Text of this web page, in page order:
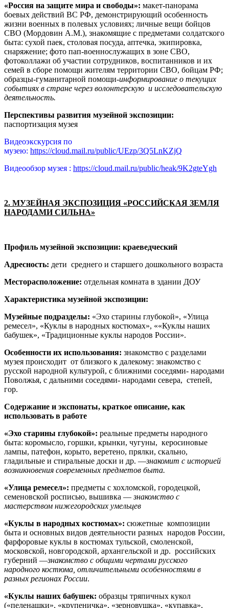
«Россия на защите мира и свободы»: макет-панорама
боевых действий ВС РФ, демонстрирующий особенность
жизни военных в полевых условиях; личные вещи бойцов
СВО (Мордовин А.М.), знакомящие с предметами солдатского
быта: сухой паек, столовая посуда, аптечка, экипировка,
снаряжение; фото пап-военнослужащих в зоне СВО,
фотоколлажи об участии сотрудников, воспитанников и их
семей в сборе помощи жителям территории СВО, бойцам РФ;
образцы-гуманитарной помощи-информирование о текущих
событиях в стране через волонтерскую и исследовательскую
деятельность.
Перспективы развития музейной экспозиции:
паспортизация музея
Видеоэкскурсия по
музею: https://cloud.mail.ru/public/UEzp/3Q5LnKZjQ
Видеообзор музея : https://cloud.mail.ru/public/heak/9K2gteYgh
2. МУЗЕЙНАЯ ЭКСПОЗИЦИЯ «РОССИЙСКАЯ ЗЕМЛЯ
НАРОДАМИ СИЛЬНА»
Профиль музейной экспозиции: краеведческий
Адресность: дети среднего и старшего дошкольного возраста
Месторасположение: отдельная комната в здании ДОУ
Характеристика музейной экспозиции:
Музейные подразделы: «Эхо старины глубокой», «Улица
ремесел», «Куклы в народных костюмах», ««Куклы наших
бабушек», «Традиционные куклы народов России».
Особенности их использования: знакомство с разделами
музея происходит от близкого к далекому: знакомство с
русской народной культурой, с ближними соседями- народами
Поволжья, с дальними соседями- народами севера, степей,
гор.
Содержание и экспонаты, краткое описание, как
использовать в работе
«Эхо старины глубокой»: реальные предметы народного
быта: коромысло, горшки, крынки, чугуны, керосиновые
лампы, патефон, корыто, веретено, прялки, скально,
гладильные и стиральные доски и др. —знакомит с историей
возникновения современных предметов быта.
«Улица ремесел»: предметы с хохломской, городецкой,
семеновской росписью, вышивка —знакомство с
мастерством нижегородских умельцев
«Куклы в народных костюмах»: сюжетные композиции
быта и основных видов деятельности разных народов России,
фарфоровые куклы в костюмах тульской, смоленской,
московской, новгородской, архангельской и др. российских
губерний —знакомство с общими чертами русского
народного костюма, отличительными особенностями в
разных регионах России.
«Куклы наших бабушек: образцы тряпичных кукол
(«пеленашки», «крупеничка», «зерновушка», «купавка»,